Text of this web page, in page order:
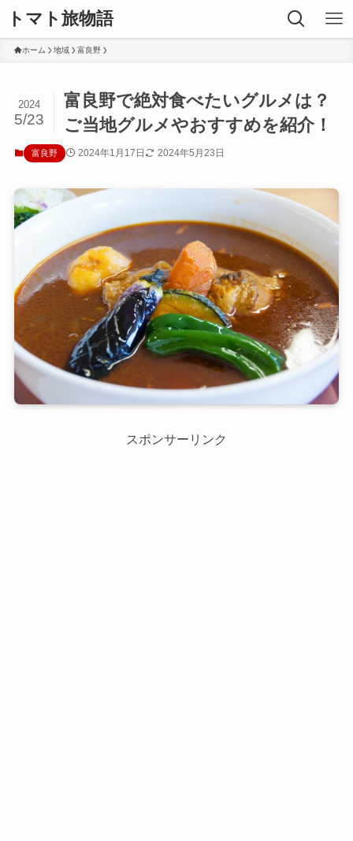
トマト旅物語
ホーム 地域 富良野
富良野で絶対食べたいグルメは？
ご当地グルメやおすすめを紹介！
2024
5/23
富良野 2024年1月17日 2024年5月23日
スポンサーリンク